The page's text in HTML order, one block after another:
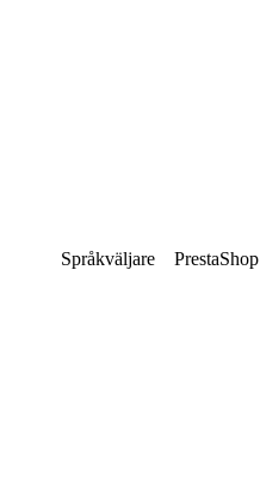
Språkväljare PrestaShop